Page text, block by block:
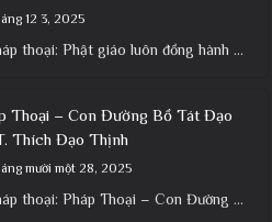
12 3, 2025
+ Pháp thoại: Phật giáo luôn đồng hành cùng Dân tộc – Bài giảng ý nghĩa nhân dịp 30/4 ngày
Thoại – Con Đường Bồ Tát Đạo
Thích Đạo Thịnh
mười một 28, 2025
+ Pháp thoại: Pháp Thoại – Con Đường Bồ Tát Đạo │TT. Thích Đạo Thịnh + Album: Pháp Thoại +